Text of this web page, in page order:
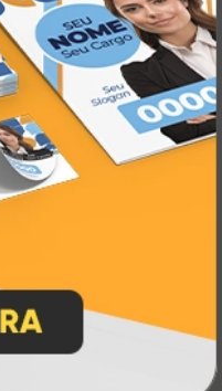
em
décadas de
Card segue
gráfico e de
, oferecendo
de alta
. Tudo foi
a melhor
e a máxima
.